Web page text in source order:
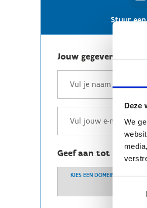
Deze
We
Stuur
Jouw gegevens
Geef aan tot welk
KIES EEN DOMEIN